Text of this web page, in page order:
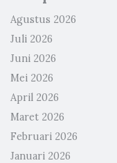
Agustus 2026
Juli 2026
Juni 2026
Mei 2026
April 2026
Maret 2026
Februari 2026
Januari 2026